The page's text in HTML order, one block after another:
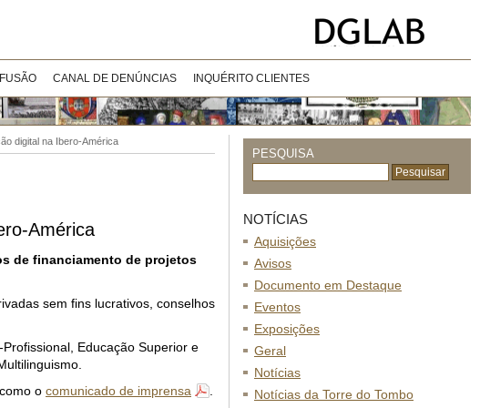
CANAL DE DENÚNCIAS INQUÉRITO CLIENTES
digital na Ibero-América
América
de financiamento de projetos
sem fins lucrativos, conselhos
Educação Superior e
o comunicado de imprensa
PESQUISA
NOTÍCIAS
Aquisições
Avisos
Documento em Destaque
Eventos
Exposições
Geral
Notícias
Notícias da Torre do Tombo